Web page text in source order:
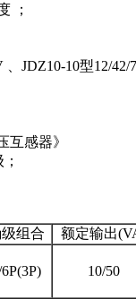
；
JDZ10-10型12/42/
互感器》
组合 额定输出
10/50